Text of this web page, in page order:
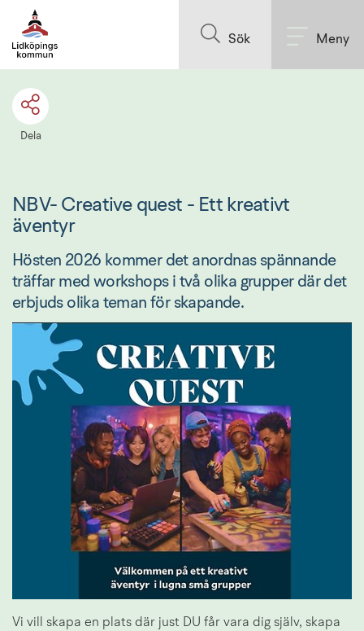
Sök Meny
Dela
NBV- Creative quest - Ett kreativt
äventyr
Hösten 2026 kommer det anordnas spännande
träffar med workshops i två olika grupper där det
erbjuds olika teman för skapande.
Vi vill skapa en plats där just DU får vara dig själv, skapa